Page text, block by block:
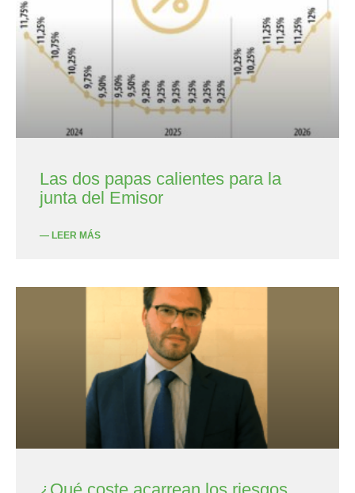
Las dos papas calientes para la
junta del Emisor
— LEER MÁS